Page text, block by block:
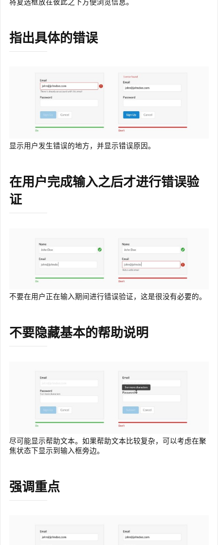
指出具体的错误
显示用户发生错误的地方，并显示错误原因。
在用户完成输入之后才进行错误验
证
不要在用户正在输入期间进行错误验证，这是很没有必要的。
不要隐藏基本的帮助说明
尽可能显示帮助文本。如果帮助文本比较复杂，可以考虑在聚
焦状态下显示到输入框旁边。
强调重点